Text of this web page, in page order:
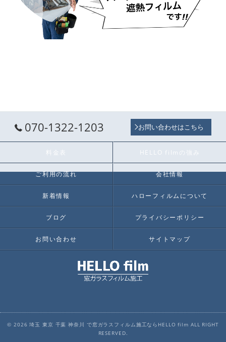
070-1322-1203 お問い合わせはこちら
料金表 HELLO filmの強み
ご利用の流れ 会社情報
新着情報 ハローフィルムについて
ブログ プライバシーポリシー
お問い合わせ サイトマップ
© 2026 埼玉 東京 千葉 神奈川 で窓ガラスフィルム施工ならHELLO film ALL RIGHT
RESERVED.